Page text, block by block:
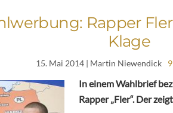
Rapper
Klage
15. Mai 2014| Martin Niewendick
In einem Wahlbrief
Rapper „Fler“. Der